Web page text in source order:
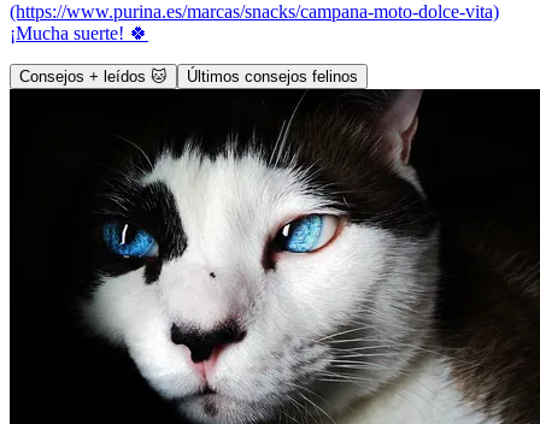
(https://www.purina.es/marcas/snacks/campana-moto-dolce-vita)
¡Mucha suerte! 🍀
Consejos + leídos 🐱 Últimos consejos felinos